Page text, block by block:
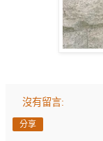
沒有留言:
分享